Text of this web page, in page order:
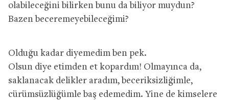
olabileceğini bilirken bunu da biliyor muydun?
Bazen beceremeyebileceğimi?
Olduğu kadar diyemedim ben pek.
Olsun diye etimden et kopardım! Olmayınca da,
saklanacak delikler aradım, beceriksizliğimle,
cürümsüzlüğümle baş edemedim. Yine de kimselere